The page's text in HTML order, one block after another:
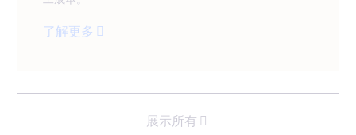
了解更多
展示所有